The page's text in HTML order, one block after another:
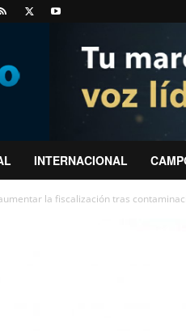
INTERNACIONAL
la fiscalización tras